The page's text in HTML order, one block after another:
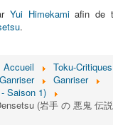
(鉄神 ガ
de fer Ganriser
Yui Himekamiafin de
.
Accueil
Toku-Critiques
Ganriser
Ganriser
Saison 1)
(岩手 の 悪鬼 伝